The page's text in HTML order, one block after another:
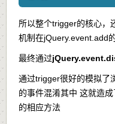
所以整个trigger的核心，
机制在jQuery.event.add
最终通过
通过trigger很好的模拟了
的事件混淆其中 这就造
的相应方法